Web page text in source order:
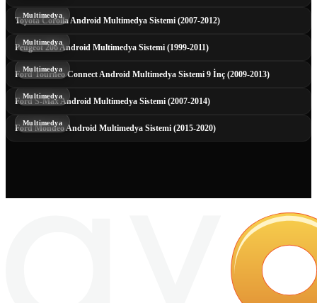
Toyota Corolla Android Multimedya Sistemi (2007-2012)
Multimedya
Peugeot 206 Android Multimedya Sistemi (1999-2011)
Multimedya
Ford Tourneo Connect Android Multimedya Sistemi 9 İnç (2009-2013)
Multimedya
Ford S-Max Android Multimedya Sistemi (2007-2014)
Multimedya
Ford Mondeo Android Multimedya Sistemi (2015-2020)
Multimedya